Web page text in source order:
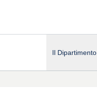
Il Dipartimento